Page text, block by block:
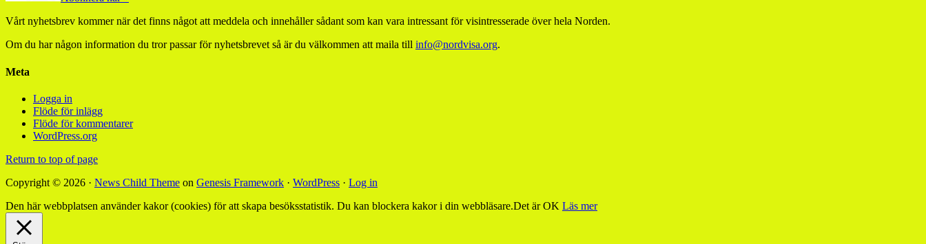
Vårt nyhetsbrev kommer när det finns något att meddela och innehåller sådant som kan vara intressant för visintresserade över hela Norden.
Om du har någon information du tror passar för nyhetsbrevet så är du välkommen att maila till info@nordvisa.org.
Meta
Logga in
Flöde för inlägg
Flöde för kommentarer
WordPress.org
Return to top of page
Copyright © 2026 · News Child Theme on Genesis Framework · WordPress · Log in
Den här webbplatsen använder kakor (cookies) för att skapa besöksstatistik. Du kan blockera kakor i din webbläsare.Det är OK Läs mer